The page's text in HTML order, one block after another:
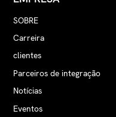
SOBRE
Carreira
clientes
Parceiros de integração
Notícias
Eventos